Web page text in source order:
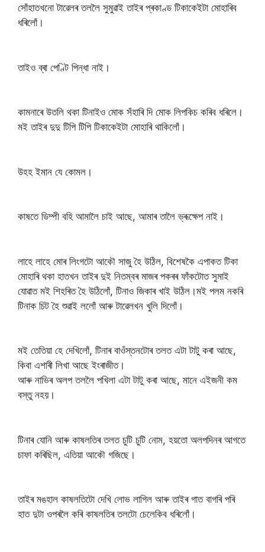
সোঁহাতখনো টাৱেলৰ তললৈ সুমুৱাই তাইৰ প্ৰকাণ্ড টিকাকেইটা মোহাৰিব
ধৰিলোঁ।
তাইও ব্ৰা পেণ্টি পিন্ধা নাই।
কামনাৰে উতলি থকা টিনাইও মোক সঁহাৰি দি মোক লিপকিচ কৰিব ধৰিলে।
মই তাইৰ দুদু টিপি টিপি টিকাকেইটা মোহাৰি থাকিলোঁ।
উহহ ইমান যে কোমল।
কাষতে ডিম্পী বহি আমালৈ চাই আছে, আমাৰ তালৈ ভ্ৰূক্ষেপ নাই।
লাহে লাহে মোৰ লিংগটো আকৌ সাজু হৈ উঠিল, বিশেষকৈ এপাকত টিকা
মোহাৰি থকা হাতখন তাইৰ দুই নিতম্বৰ মাজৰ পকৰৰ ফাঁকটোত সুমাই
যোৱাত মই শিহৰিত হৈ উঠিলোঁ, টিনাও জিকাৰ খাই উঠিল।মই পলম নকৰি
টিনাক চিট হৈ শুৱাই ললোঁ আৰু টাৱেলখন খুলি দিলোঁ।
মই তেতিয়া হে দেখিলোঁ, টিনাৰ বাওঁস্তনটোৰ তলত এটা টাটু কৰা আছে,
কিবা এশাৰী লিখা আছে ইংৰাজীত।
আৰু নাভিৰ অলপ তললৈ পখিলা এটা টাটু কৰা আছে, মানে এইজনী কম
বস্তু নহয়।
টিনাৰ যোনি আৰু কাষলতিৰ তলত চুটি চুটি নোম, হয়তো অলপদিনৰ আগতে
চাফা কৰিছিল, এতিয়া আকৌ গজিছে।
তাইৰ মঙহাল কাষলতিটো দেখি লোভ লাগিল আৰু তাইৰ গাত বাগৰি পৰি
হাত দুটা ওপৰলৈ কৰি কাষলতিৰ তলটো চেলেকিব ধৰিলোঁ।